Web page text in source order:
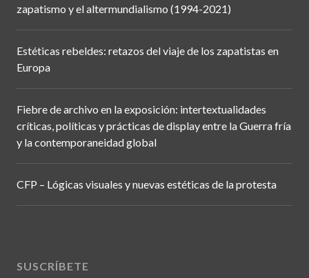
zapatismo y el altermundialismo (1994-2021)
Estéticas rebeldes: retazos del viaje de los zapatistas en
Europa
Fiebre de archivo en la exposición: intertextualidades
críticas, políticas y prácticas de display entre la Guerra fría
y la contemporaneidad global
CFP – Lógicas visuales y nuevas estéticas de la protesta
SUSCRÍBETE